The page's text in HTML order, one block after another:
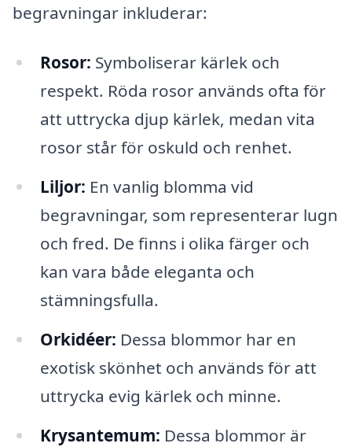
begravningar inkluderar:
Rosor: Symboliserar kärlek och
respekt. Röda rosor används ofta för
att uttrycka djup kärlek, medan vita
rosor står för oskuld och renhet.
Liljor: En vanlig blomma vid
begravningar, som representerar lugn
och fred. De finns i olika färger och
kan vara både eleganta och
stämningsfulla.
Orkidéer: Dessa blommor har en
exotisk skönhet och används för att
uttrycka evig kärlek och minne.
Krysantemum: Dessa blommor är